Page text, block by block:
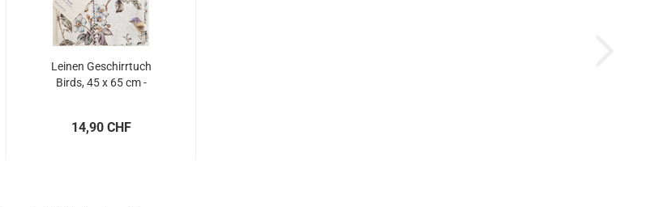
Leinen Geschirrtuch
Birds, 45 x 65 cm -
14,90 CHF